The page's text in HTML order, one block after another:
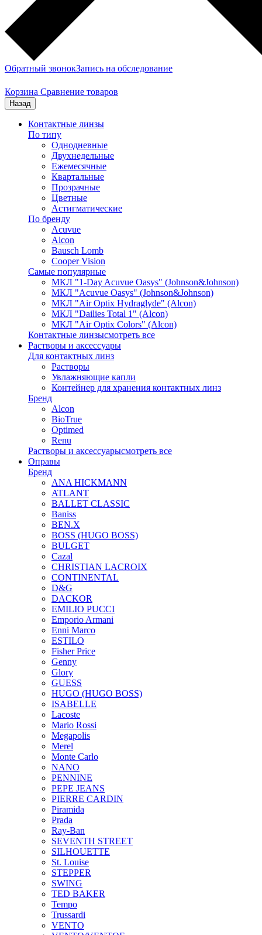
Обратный звонокЗапись на обследование
Корзина Сравнение товаров
Назад
Контактные линзы
По типу
Однодневные
Двухнедельные
Ежемесячные
Квартальные
Прозрачные
Цветные
Астигматические
По бренду
Acuvue
Alcon
Bausch Lomb
Cooper Vision
Самые популярные
МКЛ "1-Day Acuvue Oasys" (Johnson&Johnson)
МКЛ "Acuvue Oasys" (Johnson&Johnson)
МКЛ "Air Optix Hydraglyde" (Alcon)
МКЛ "Dailies Total 1" (Alcon)
МКЛ "Air Optix Colors" (Alcon)
Контактные линзысмотреть все
Растворы и аксессуары
Для контактных линз
Растворы
Увлажняющие капли
Контейнер для хранения контактных линз
Бренд
Alcon
BioTrue
Optimed
Renu
Растворы и аксессуарысмотреть все
Оправы
Бренд
ANA HICKMANN
ATLANT
BALLET CLASSIC
Baniss
BEN.X
BOSS (HUGO BOSS)
BULGET
Cazal
CHRISTIAN LACROIX
CONTINENTAL
D&G
DACKOR
EMILIO PUCCI
Emporio Armani
Enni Marco
ESTILO
Fisher Price
Genny
Glory
GUESS
HUGO (HUGO BOSS)
ISABELLE
Lacoste
Mario Rossi
Megapolis
Merel
Monte Carlo
NANO
PENNINE
PEPE JEANS
PIERRE CARDIN
Piramida
Prada
Ray-Ban
SEVENTH STREET
SILHOUETTE
St. Louise
STEPPER
SWING
TED BAKER
Tempo
Trussardi
VENTO